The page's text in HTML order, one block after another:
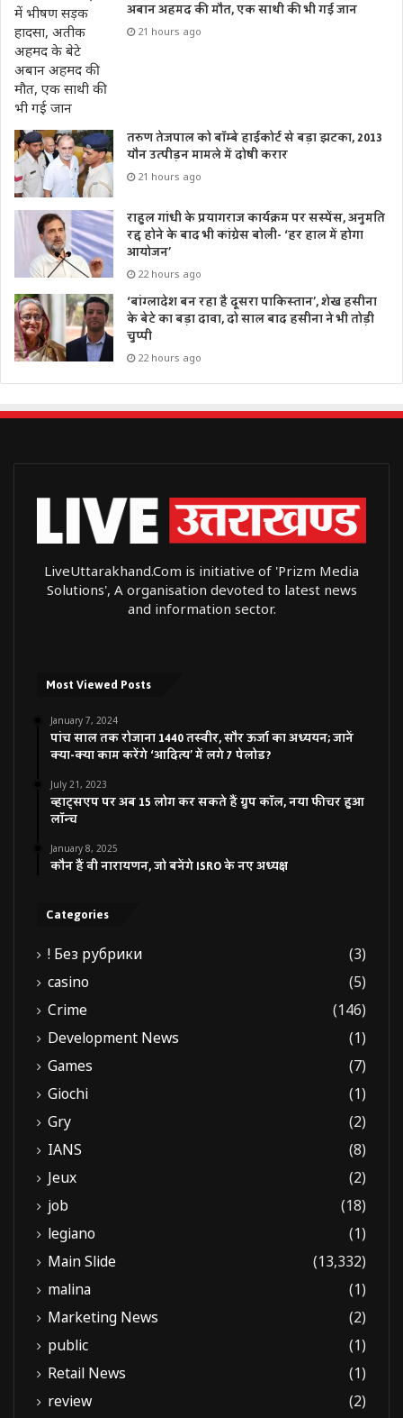
अबान अहमद की मौत, एक साथी की भी गई जान
21 hours ago
तरुण तेजपाल को बॉम्बे हाईकोर्ट से बड़ा झटका, 2013
यौन उत्पीड़न मामले में दोषी करार
21 hours ago
राहुल गांधी के प्रयागराज कार्यक्रम पर सस्पेंस, अनुमति
रद्द होने के बाद भी कांग्रेस बोली- ‘हर हाल में होगा
आयोजन’
22 hours ago
‘बांग्लादेश बन रहा है दूसरा पाकिस्तान’, शेख हसीना
के बेटे का बड़ा दावा, दो साल बाद हसीना ने भी तोड़ी
चुप्पी
22 hours ago
LiveUttarakhand.Com is initiative of 'Prizm Media
Solutions', A organisation devoted to latest news
and information sector.
Most Viewed Posts
January 7, 2024
पांच साल तक रोजाना 1440 तस्वीर, सौर ऊर्जा का अध्ययन; जानें
क्या-क्या काम करेंगे ‘आदित्य’ में लगे 7 पेलोड?
July 21, 2023
व्हाट्सएप पर अब 15 लोग कर सकते हैं ग्रुप कॉल, नया फीचर हुआ
लॉन्च
January 8, 2025
कौन हैं वी नारायणन, जो बनेंगे ISRO के नए अध्यक्ष
Categories
! Без рубрики
(3)
casino
(5)
Crime
(146)
Development News
(1)
Games
(7)
Giochi
(1)
Gry
(2)
IANS
(8)
Jeux
(2)
job
(18)
legiano
(1)
Main Slide
(13,332)
malina
(1)
Marketing News
(2)
public
(1)
Retail News
(1)
review
(2)